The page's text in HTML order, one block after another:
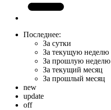
Последнее:
За сутки
За текущую неделю
За прошлую неделю
За текущий месяц
За прошлый месяц
new
update
off